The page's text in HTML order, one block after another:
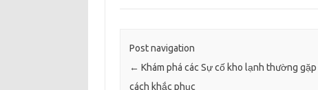
Post navigation
← Khám phá các Sự cố kho lạnh thường gặp
cách khắc phục